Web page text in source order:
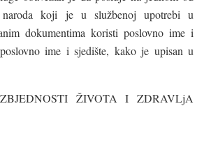
naroda koji je u službenoj upotrebi u
dokumentima koristi poslovno ime i
ime i sjedište, kako je upisan u
ŽIVOTA I ZDRAVLjA